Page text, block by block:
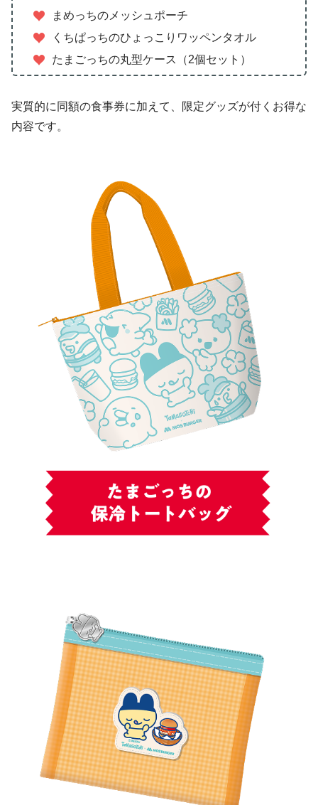
まめっちのメッシュポーチ
くちぱっちのひょっこりワッペンタオル
たまごっちの丸型ケース（2個セット）
実質的に同額の食事券に加えて、限定グッズが付くお得な
内容です。